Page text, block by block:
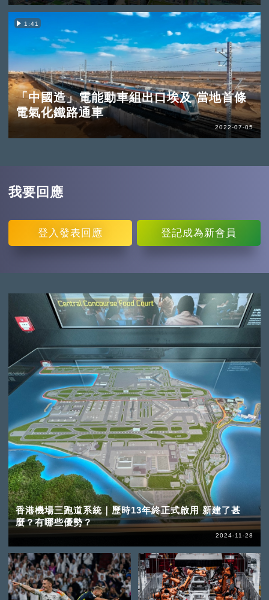
1:41
「中國造」電能動車組出口埃及 當地首條
電氣化鐵路通車
2022-07-05
我要回應
登入 發表回應 登記成為新會員
香港機場三跑道系統｜歷時13年終正式啟用 新建了甚
麼？有哪些優勢？
2024-11-28